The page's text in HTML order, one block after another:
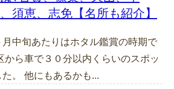
須恵、志免【名所も紹介】
中旬あたりはホタル鑑賞の時期で
から車で３０分以内くらいのスポッ
。 他にもあるかも...